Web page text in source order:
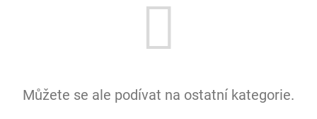
Můžete se ale podívat na ostatní kategorie.